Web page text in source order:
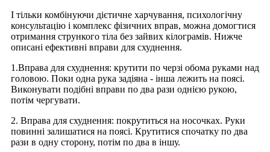
І тільки комбінуючи дієтичне харчування, психологічну
консультацію і комплекс фізичних вправ, можна домогтися
отримання стрункого тіла без зайвих кілограмів. Нижче
описані ефективні вправи для схуднення.
1.Вправа для схуднення: крутити по черзі обома руками над
головою. Поки одна рука задіяна - інша лежить на поясі.
Виконувати подібні вправи по два рази однією рукою,
потім чергувати.
2. Вправа для схуднення: покрутиться на носочках. Руки
повинні залишатися на поясі. Крутитися спочатку по два
рази в одну сторону, потім по два в іншу.